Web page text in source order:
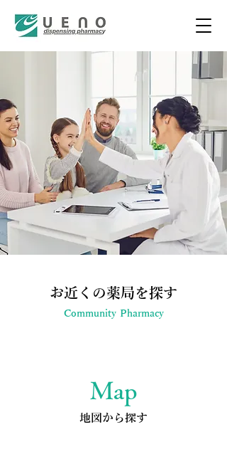
お近くの薬局を探す
Community Pharmacy
Map
地図から探す